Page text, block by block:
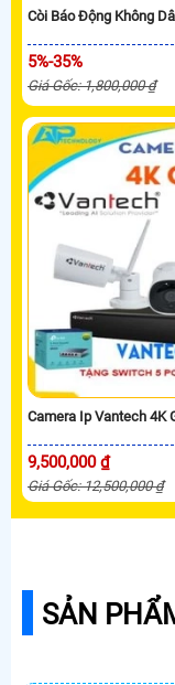
Còi Báo Động Không
5%-35%
Giá Gốc: 1,800,000 ₫
Camera Ip Vantech 4K
9,500,000 ₫
Giá Gốc: 12,500,000 ₫
SẢN